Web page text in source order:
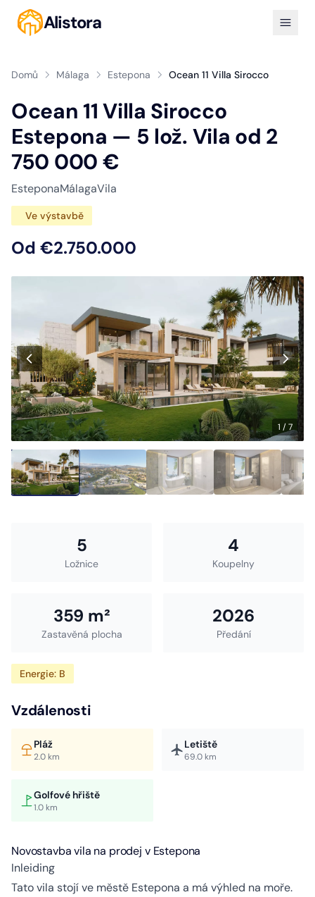
Alistora
Domů Málaga Estepona Ocean 11 Villa Sirocco
Ocean 11 Villa Sirocco
Estepona — 5 lož. Vila od 2
750 000 €
EsteponaMálagaVila
Ve výstavbě
Od €2.750.000
1 / 7
5
Ložnice
4
Koupelny
359 m²
Zastavěná plocha
2026
Předání
Energie: B
Vzdálenosti
Pláž
2.0 km
Letiště
69.0 km
Golfové hřiště
1.0 km
Novostavba vila na prodej v Estepona
Inleiding
Tato vila stojí ve městě Estepona a má výhled na moře.